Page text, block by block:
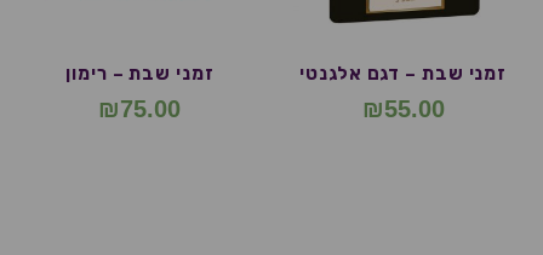
זמני שבת – דגם אלגנטי
₪55.00
זמני שבת – רימון
₪75.00